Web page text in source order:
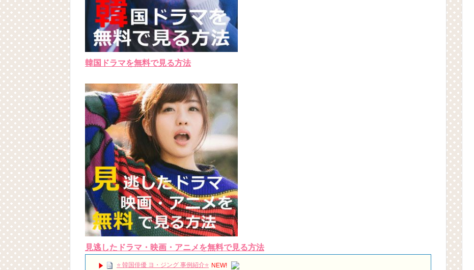
韓国ドラマを無料で見る方法
見逃したドラマ・映画・アニメを無料で見る方法
⭐️ 韓国俳優 ヨ・ジング 事例紹介⭐️ NEW!